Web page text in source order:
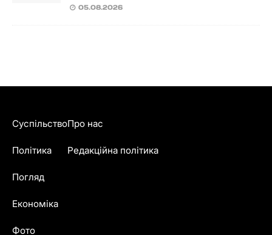
05.08.2026
Суспільство
Політика
Погляд
Економіка
Фото
Про нас
Редакційна політика